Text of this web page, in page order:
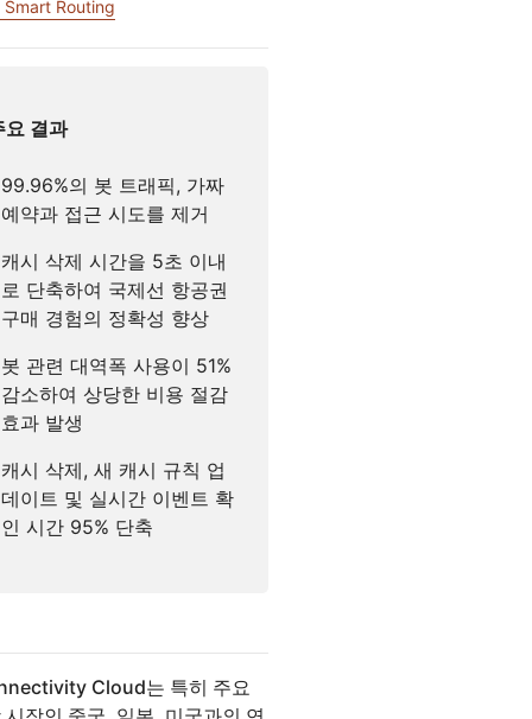
Smart Routing
요 결과
99.96%의 봇 트래픽, 가짜
예약과 접근 시도를 제거
캐시 삭제 시간을 5초 이내
로 단축하여 국제선 항공권
구매 경험의 정확성 향상
봇 관련 대역폭 사용이 51%
감소하여 상당한 비용 절감
효과 발생
캐시 삭제, 새 캐시 규칙 업
데이트 및 실시간 이벤트 확
인 시간 95% 단축
Cloud는 특히 주요